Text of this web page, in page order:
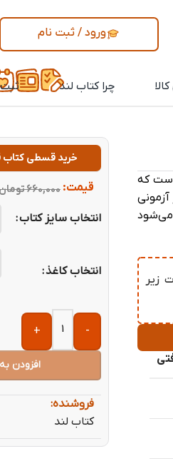
ورود / ثبت نام
چرا کتاب لند
است که
می‌شود
زیر
خرید قسطی کتاب
قیمت: 660,000
انتخاب سایز کتاب
انتخاب کاغذ
-
+
افزودن
فروشنده:
کتاب لند